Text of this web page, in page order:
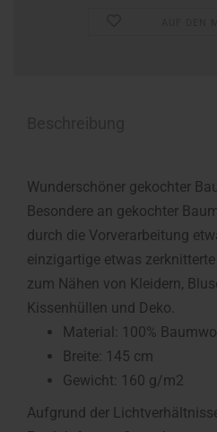
Wunderschöner gekochter
Besondere an gekochter
durch die Vorverarbeitung
einzigartige etwas
zum Nähen von Kleidern,
Kissenhüllen und Deko.
Material: 100%
Breite: 145 cm
Gewicht: 160 g/m2
Aufgrund der